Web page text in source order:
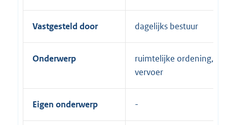
Vastgesteld door dagelijks bestuur
Onderwerp
ruimtelijke ordening,
vervoer
Eigen onderwerp